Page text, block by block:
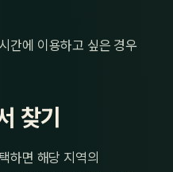
간에 이용하고 싶은 경우
찾기
하면 해당 지역의